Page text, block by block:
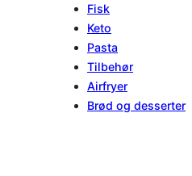
Fisk
Keto
Pasta
Tilbehør
Airfryer
Brød og desserter